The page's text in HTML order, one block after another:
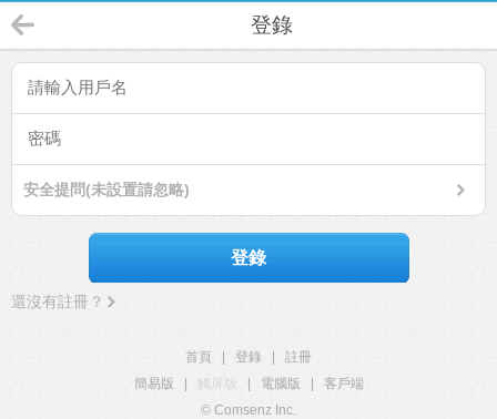
登錄
安全提問(未設置請忽略)
登錄
還沒有註冊？
首頁 登錄
註冊
簡易版
觸屏版 電腦版
客戶端
© Comsenz Inc.